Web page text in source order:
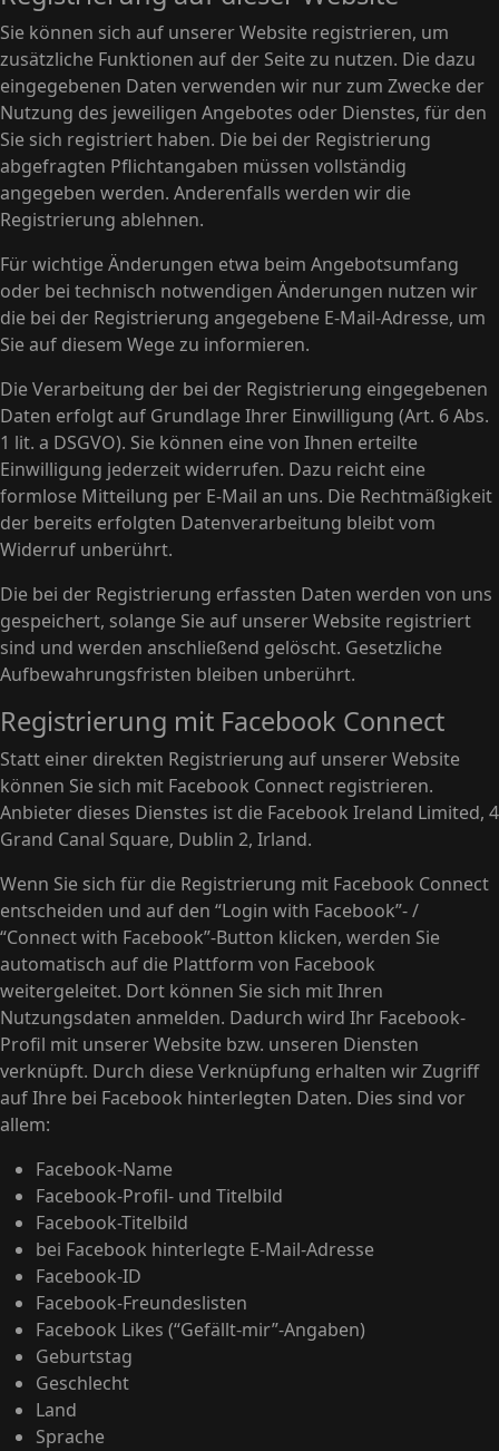
Sie können sich auf unserer Website registrieren, um
zusätzliche Funktionen auf der Seite zu nutzen. Die dazu
eingegebenen Daten verwenden wir nur zum Zwecke der
Nutzung des jeweiligen Angebotes oder Dienstes, für den
Sie sich registriert haben. Die bei der Registrierung
abgefragten Pflichtangaben müssen vollständig
angegeben werden. Anderenfalls werden wir die
Registrierung ablehnen.
Für wichtige Änderungen etwa beim Angebotsumfang
oder bei technisch notwendigen Änderungen nutzen wir
die bei der Registrierung angegebene E-Mail-Adresse, um
Sie auf diesem Wege zu informieren.
Die Verarbeitung der bei der Registrierung eingegebenen
Daten erfolgt auf Grundlage Ihrer Einwilligung (Art. 6 Abs.
1 lit. a DSGVO). Sie können eine von Ihnen erteilte
Einwilligung jederzeit widerrufen. Dazu reicht eine
formlose Mitteilung per E-Mail an uns. Die Rechtmäßigkeit
der bereits erfolgten Datenverarbeitung bleibt vom
Widerruf unberührt.
Die bei der Registrierung erfassten Daten werden von uns
gespeichert, solange Sie auf unserer Website registriert
sind und werden anschließend gelöscht. Gesetzliche
Aufbewahrungsfristen bleiben unberührt.
Registrierung mit Facebook Connect
Statt einer direkten Registrierung auf unserer Website
können Sie sich mit Facebook Connect registrieren.
Anbieter dieses Dienstes ist die Facebook Ireland Limited, 4
Grand Canal Square, Dublin 2, Irland.
Wenn Sie sich für die Registrierung mit Facebook Connect
entscheiden und auf den “Login with Facebook”- /
“Connect with Facebook”-Button klicken, werden Sie
automatisch auf die Plattform von Facebook
weitergeleitet. Dort können Sie sich mit Ihren
Nutzungsdaten anmelden. Dadurch wird Ihr Facebook-
Profil mit unserer Website bzw. unseren Diensten
verknüpft. Durch diese Verknüpfung erhalten wir Zugriff
auf Ihre bei Facebook hinterlegten Daten. Dies sind vor
allem:
Facebook-Name
Facebook-Profil- und Titelbild
Facebook-Titelbild
bei Facebook hinterlegte E-Mail-Adresse
Facebook-ID
Facebook-Freundeslisten
Facebook Likes (“Gefällt-mir”-Angaben)
Geburtstag
Geschlecht
Land
Sprache